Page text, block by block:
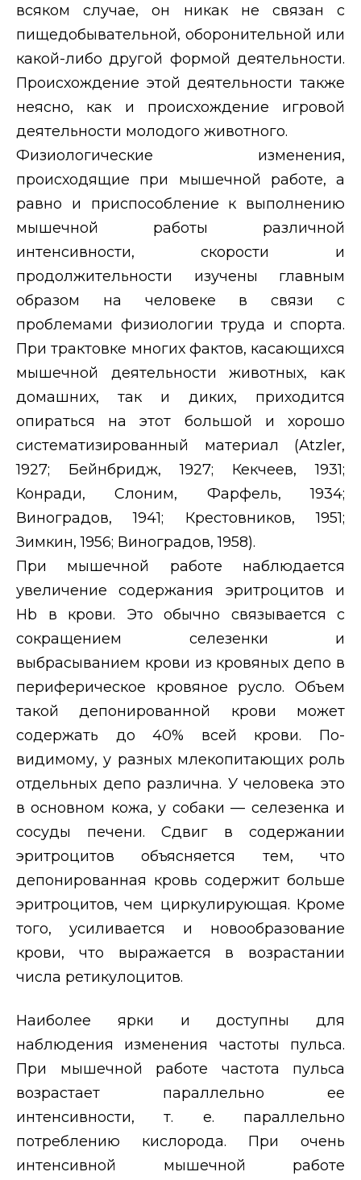
всяком случае, он никак не связан с
пищедобывательной, оборонительной или
какой-либо другой формой деятельности.
Происхождение этой деятельности также
неясно, как и происхождение игровой
деятельности молодого животного.
Физиологические изменения,
происходящие при мышечной работе, а
равно и приспособление к выполнению
мышечной работы различной
интенсивности, скорости и
продолжительности изучены главным
образом на человеке в связи с
проблемами физиологии труда и спорта.
При трактовке многих фактов, касающихся
мышечной деятельности животных, как
домашних, так и диких, приходится
опираться на этот большой и хорошо
систематизированный материал (Atzler,
1927; Бейнбридж, 1927; Кекчеев, 1931;
Конради, Слоним, Фарфель, 1934;
Виноградов, 1941; Крестовников, 1951;
Зимкин, 1956; Виноградов, 1958).
При мышечной работе наблюдается
увеличение содержания эритроцитов и
Нb в крови. Это обычно связывается с
сокращением селезенки и
выбрасыванием крови из кровяных депо в
периферическое кровяное русло. Объем
такой депонированной крови может
содержать до 40% всей крови. По-
видимому, у разных млекопитающих роль
отдельных депо различна. У человека это
в основном кожа, у собаки — селезенка и
сосуды печени. Сдвиг в содержании
эритроцитов объясняется тем, что
депонированная кровь содержит больше
эритроцитов, чем циркулирующая. Кроме
того, усиливается и новообразование
крови, что выражается в возрастании
числа ретикулоцитов.
Наиболее ярки и доступны для
наблюдения изменения частоты пульса.
При мышечной работе частота пульса
возрастает параллельно ее
интенсивности, т. е. параллельно
потреблению кислорода. При очень
интенсивной мышечной работе